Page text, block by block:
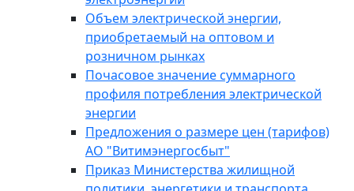
Объем электрической энергии,
приобретаемый на оптовом и
розничном рынках
Почасовое значение суммарного
профиля потребления электрической
энергии
Предложения о размере цен (тарифов)
АО "Витимэнергосбыт"
Приказ Министерства жилищной